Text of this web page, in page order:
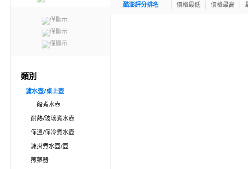
僅顯示
僅顯示
僅顯示
類別
濾水壺/桌上壺
一般煮水壺
耐熱/玻璃煮水壺
保溫/保冷煮水壺
濾掛煮水壺/壺
煎藥器
酷澎評分排名 價格最低 價格最高